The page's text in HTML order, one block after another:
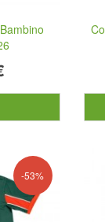
-53%